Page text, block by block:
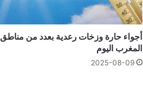
أجواء حارة وزخات رعدية بعدد من مناطق
المغرب اليوم
2025-08-09